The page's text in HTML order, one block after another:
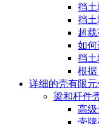
挡土
挡土
超
如何
挡土
根据
详细的壳有限
梁和杆件
高级
壳